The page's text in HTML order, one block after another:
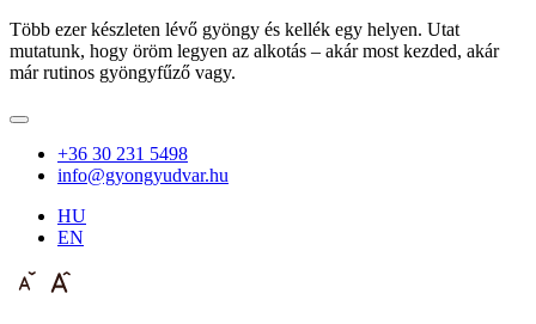
Több ezer készleten lévő gyöngy és kellék egy helyen. Utat
mutatunk, hogy öröm legyen az alkotás – akár most kezded, akár
már rutinos gyöngyfűző vagy.
+36 30 231 5498
info@gyongyudvar.hu
HU
EN